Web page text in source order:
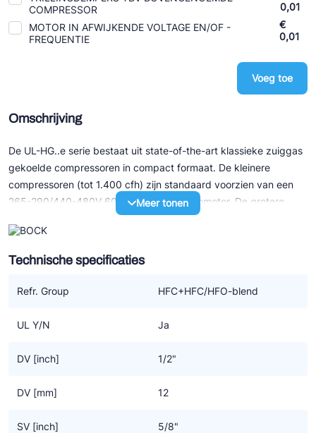
COMPRESSOR
0,01
MOTOR IN AFWIJKENDE VOLTAGE EN/OF -
FREQUENTIE
€
0,01
Voeg toe
Omschrijving
De UL-HG..e serie bestaat uit state-of-the-art klassieke zuiggas
gekoelde compressoren in compact formaat. De kleinere
compressoren (tot 1.400 cfh) zijn standaard voorzien van een
265-290/440-480V 60Hz 3-fasen elektromotor. De grotere
modellen (v.a. 1.750 cfh) hebben allen een 3x460V 60Hz part
winding motor.
Speciale eigenschappen:
- Uitstekend loopcomfort
- Onderhoudsvriendelijk door o.a. gemakkelijk te verwisselen
- Een oliepomp, derhalve zeer geschikt voor toerenregeling met
- Sterk verbeterd door optimalisatie van motor-efficiency,
Meer tonen
Technische specificaties
Refr. Group HFC+HFC/HFO-blend
UL Y/N Ja
DV [inch] 1/2"
DV [mm] 12
SV [inch] 5/8"